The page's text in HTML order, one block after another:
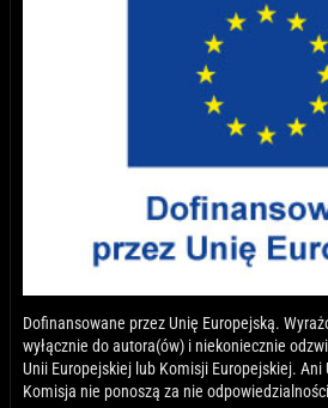
Dofinansowane przez Unię Europejską.
wyłącznie do autora(ów) i niekoniecznie
Unii Europejskiej lub Komisji Europejskiej. Ani
Komisja nie ponoszą za nie